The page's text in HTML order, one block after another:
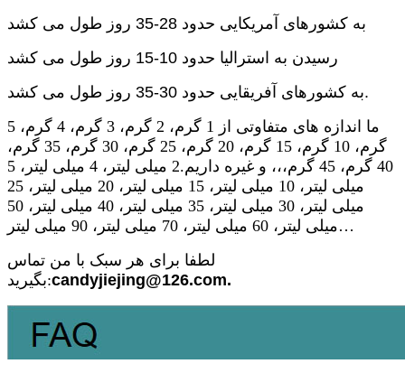
به کشورهای آمریکایی حدود 28-35 روز طول می کشد
رسیدن به استرالیا حدود 10-15 روز طول می کشد
به کشورهای آفریقایی حدود 30-35 روز طول می کشد.
ما اندازه های متفاوتی از 1 گرم، 2 گرم، 3 گرم، 4 گرم، 5
گرم، 10 گرم، 15 گرم، 20 گرم، 25 گرم، 30 گرم، 35 گرم،
40 گرم، 45 گرم،،، و غیره داریم.2 میلی لیتر، 4 میلی لیتر، 5
میلی لیتر، 10 میلی لیتر، 15 میلی لیتر، 20 میلی لیتر، 25
میلی لیتر، 30 میلی لیتر، 35 میلی لیتر، 40 میلی لیتر، 50
میلی لیتر، 60 میلی لیتر، 70 میلی لیتر، 90 میلی لیتر…
لطفا برای هر سبک با من تماس
بگیرید:candyjiejing@126.com.